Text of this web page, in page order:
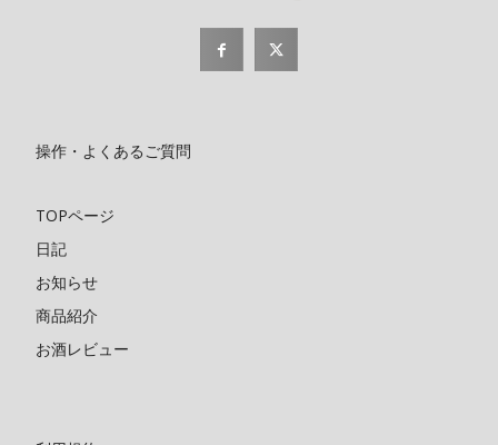
操作・よくあるご質問
TOPページ
日記
お知らせ
商品紹介
お酒レビュー